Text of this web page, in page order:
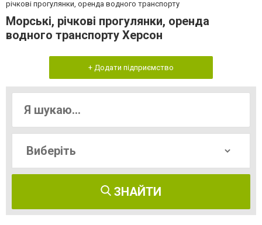
річкові прогулянки, оренда водного транспорту
Морські, річкові прогулянки, оренда
водного транспорту Херсон
+ Додати підприємство
ЗНАЙТИ